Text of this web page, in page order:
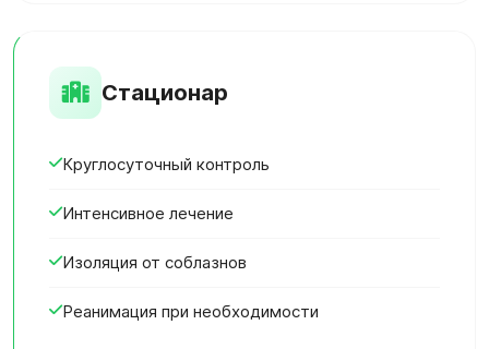
Стационар
Круглосуточный контроль
Интенсивное лечение
Изоляция от соблазнов
Реанимация при необходимости